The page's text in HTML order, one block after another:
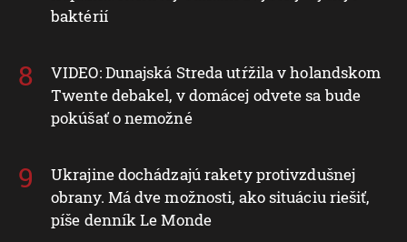
baktérií
VIDEO: Dunajská Streda utŕžila v holandskom
Twente debakel, v domácej odvete sa bude
pokúšať o nemožné
Ukrajine dochádzajú rakety protivzdušnej
obrany. Má dve možnosti, ako situáciu riešiť,
píše denník Le Monde